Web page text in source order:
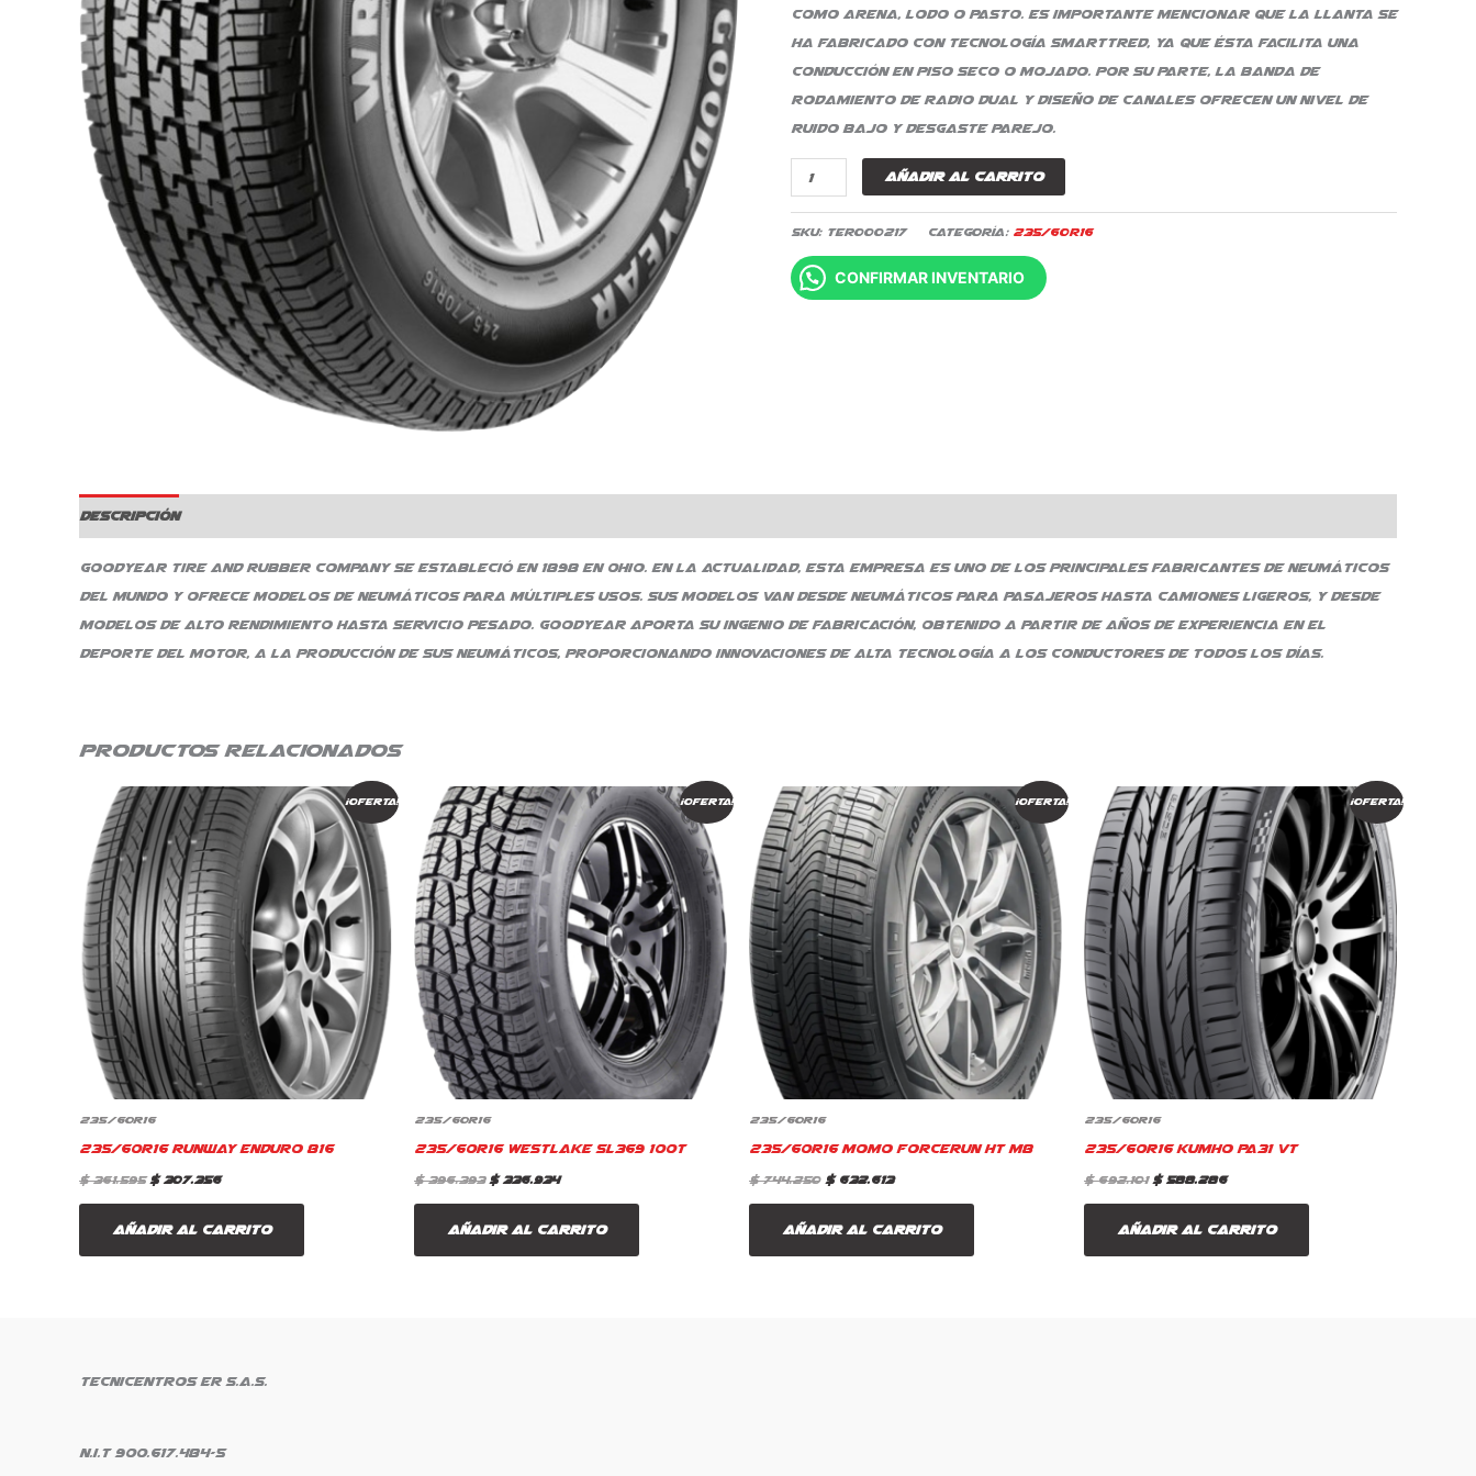
como arena, lodo o pasto. Es importante mencionar que la llanta se
ha fabricado con tecnología SmartTRED, ya que ésta facilita una
conducción en piso seco o mojado. Por su parte, la banda de
rodamiento de radio dual y diseño de canales ofrecen un nivel de
ruido bajo y desgaste parejo.
Añadir al carrito
SKU: TER000217 Categoría: 235/60R16
CONFIRMAR INVENTARIO
Descripción
Goodyear Tire and Rubber Company se estableció en 1898 en Ohio. En la actualidad, esta empresa es uno de los principales fabricantes de neumáticos
del mundo y ofrece modelos de neumáticos para múltiples usos. Sus modelos van desde neumáticos para pasajeros hasta camiones ligeros, y desde
modelos de alto rendimiento hasta servicio pesado. Goodyear aporta su ingenio de fabricación, obtenido a partir de años de experiencia en el
deporte del motor, a la producción de sus neumáticos, proporcionando innovaciones de alta tecnología a los conductores de todos los días.
Productos relacionados
¡Oferta!
235/60R16
235/60R16 Runway Enduro 816
$361.595
El
precio
original
era:
$ 361.595.
$307.356
El
precio
actual
es:
$ 307.356.
Añadir al carrito
¡Oferta!
235/60R16
235/60R16 Westlake SL369 100T
$396.393
El
precio
original
era:
$ 396.393.
$336.934
El
precio
actual
es:
$ 336.934.
Añadir al carrito
¡Oferta!
235/60R16
235/60R16 Momo Forcerun HT M8
$744.250
El
precio
original
era:
$ 744.250.
$632.613
El
precio
actual
es:
$ 632.613.
Añadir al carrito
¡Oferta!
235/60R16
235/60R16 Kumho Pa31 VT
$692.101
El
precio
original
era:
$ 692.101.
$588.286
El
precio
actual
es:
$ 588.286.
Añadir al carrito
Tecnicentros ER S.A.S.
N.i.t 900.617.484-5